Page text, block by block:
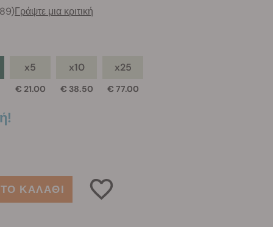
Γράψτε μια κριτική
x5
€ 21.00
x10
€ 38.50
x25
€ 77.00
ΚΑΛΑΘΙ